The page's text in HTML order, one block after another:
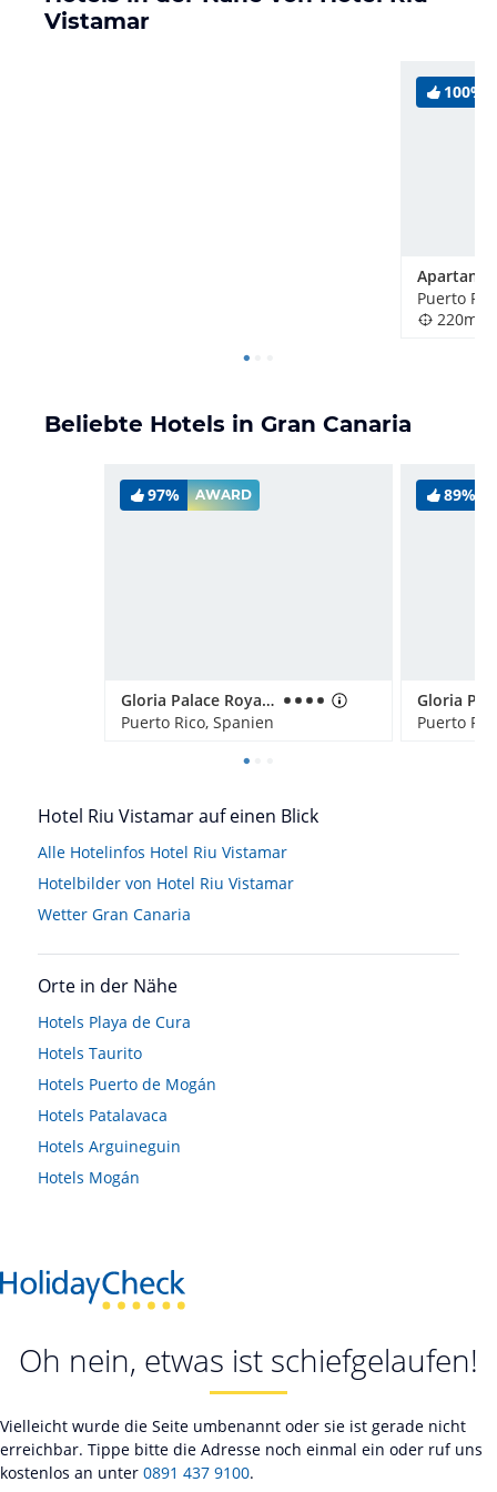
Vistamar
100%
Puerto
220m
Beliebte Hotels in Gran Canaria
97% AWARD
Gloria Palace Royal Hotel & Spa
Puerto Rico, Spanien
89%
Puerto
Hotel Riu Vistamar auf einen Blick
Alle Hotelinfos Hotel Riu Vistamar
Hotelbilder von Hotel Riu Vistamar
Wetter Gran Canaria
Orte in der Nähe
Hotels Playa de Cura
Hotels Taurito
Hotels Puerto de Mogán
Hotels Patalavaca
Hotels Arguineguin
Hotels Mogán
Oh nein, etwas ist schiefgelaufen!
Vielleicht wurde die Seite umbenannt oder sie ist gerade nicht
erreichbar. Tippe bitte die Adresse noch einmal ein oder ruf uns
kostenlos an unter 0891 437 9100.